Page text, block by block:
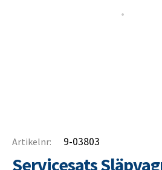
Artikelnr: 9-03803
Servicesats